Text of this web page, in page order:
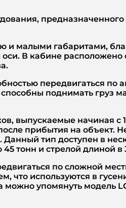
и малыми габаритами,
В кабине расположено
передвигаться
поднимать груз
выпускаемые начиная с
прибытия на
тип доступен в
тонн и стрелой длиной в
по сложной
используются в
упомянуть модель